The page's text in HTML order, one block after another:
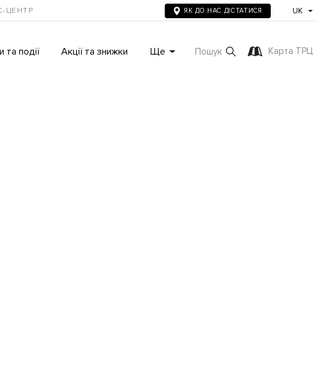
ЦЕНТР ЯК ДО НАС ДІСТАТИСЯ UK
та події Акції та знижки Ще Пошук Карта ТРЦ